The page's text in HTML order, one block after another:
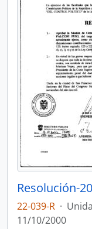
Resolución-
22-039-R ·
11/10/2000